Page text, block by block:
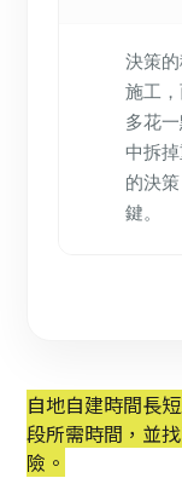
決策
施工
多花
中拆
的決
鍵。
自地自建時間長
段所需時間，並
險。